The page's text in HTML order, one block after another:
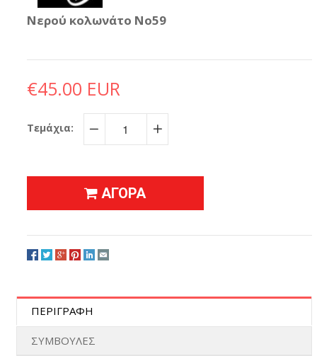
Νερού κολωνάτο No59
€45.00 EUR
Τεμάχια:
− +
ΑΓΟΡΑ
ΠΕΡΙΓΡΑΦΗ
ΣΥΜΒΟΥΛΕΣ